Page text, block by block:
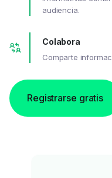
audiencia.
Colabora
Comparte
Registrarse gratis